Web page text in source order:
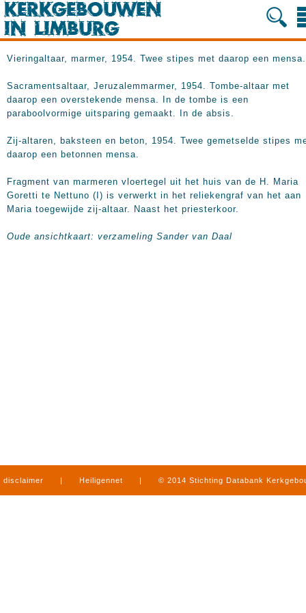
Vieringaltaar, marmer, 1954. Twee stipes met daarop een mensa.
Sacramentsaltaar, Jeruzalemmarmer, 1954. Tombe-altaar met
daarop een overstekende mensa. In de tombe is een
paraboolvormige uitsparing gemaakt. In de absis.
Zij-altaren, baksteen en beton, 1954. Twee gemetselde stipes
daarop een betonnen mensa.
Fragment van marmeren vloertegel uit het huis van de H. Maria
Goretti te Nettuno (I) is verwerkt in het reliekengraf van het aan
Maria toegewijde zij-altaar. Naast het priesterkoor.
Oude ansichtkaart: verzameling Sander van Daal
disclaimer | Heiligennet | © 2014 Stichting Databank